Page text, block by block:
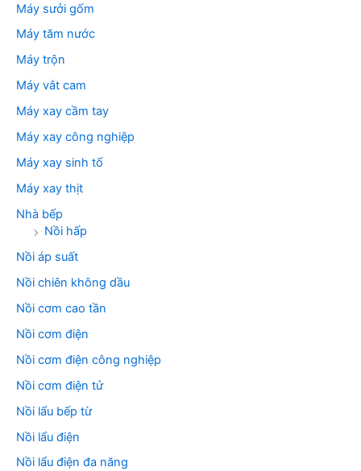
Máy sưởi gốm
Máy tăm nước
Máy trộn
Máy vắt cam
Máy xay cầm tay
Máy xay công nghiệp
Máy xay sinh tố
Máy xay thịt
Nhà bếp
Nồi hấp
Nồi áp suất
Nồi chiên không dầu
Nồi cơm cao tần
Nồi cơm điện
Nồi cơm điện công nghiệp
Nồi cơm điện tử
Nồi lẩu bếp từ
Nồi lẩu điện
Nồi lẩu điện đa năng